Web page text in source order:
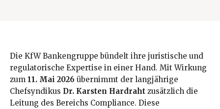
Die KfW Bankengruppe bündelt ihre juristische und
regulatorische Expertise in einer Hand. Mit Wirkung
zum 11. Mai 2026 übernimmt der langjährige
Chefsyndikus Dr. Karsten Hardraht zusätzlich die
Leitung des Bereichs Compliance. Diese